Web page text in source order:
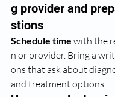
g provider and
stions
Schedule time with the
n or provider. Bring a
ons that ask about
and treatment options.